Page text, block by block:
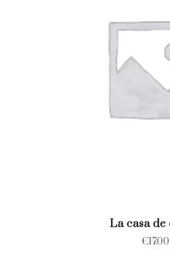
La casa de
€17.00